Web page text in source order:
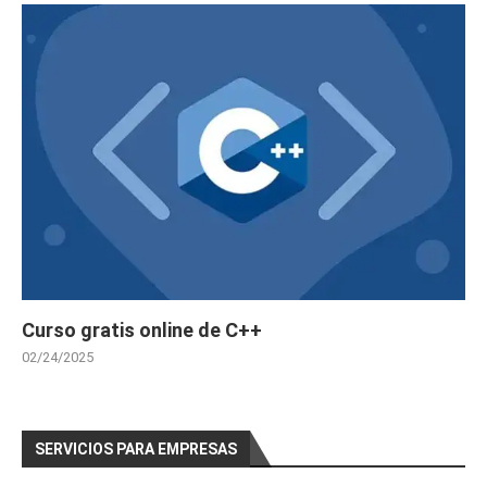
Curso gratis online de C++
02/24/2025
SERVICIOS PARA EMPRESAS